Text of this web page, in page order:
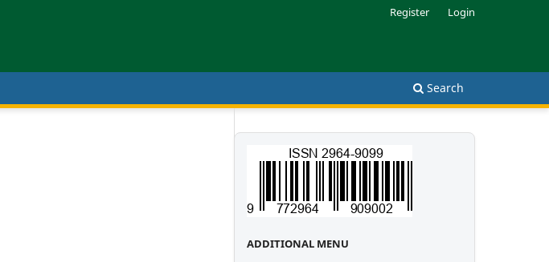
Search
Register Login
ADDITIONAL MENU